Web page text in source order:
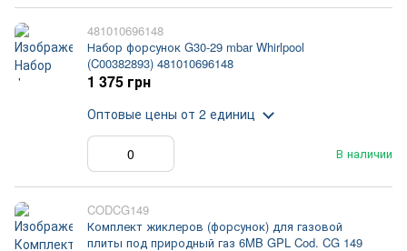
481010696148
Набор форсунок G30-29 mbar Whirlpool
(C00382893) 481010696148
В наличии
1 375 грн
Оптовые цены от 2 единиц
CODCG149
Комплект жиклеров (форсунок) для газовой
плиты под природный газ 6MB GPL Cod. CG 149